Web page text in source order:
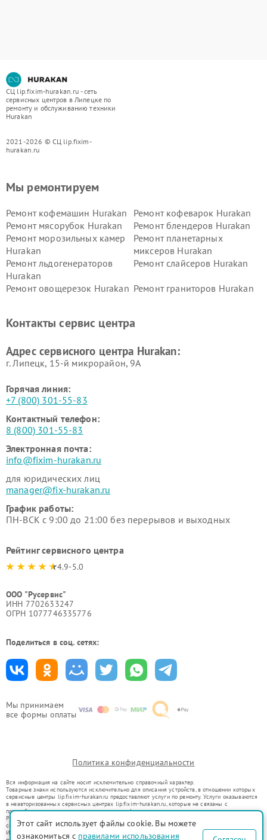
СЦ lip.fixim-hurakan.ru - сеть
сервисных центров в Липецке по
ремонту и обслуживанию техники
Hurakan
2021-2026 © СЦ lip.fixim-
hurakan.ru
Мы принимаем
все формы оплаты
Мы ремонтируем
Ремонт кофемашин Hurakan
Ремонт кофеварок Hurakan
Ремонт мясорубок Hurakan
Ремонт блендеров Hurakan
Ремонт морозильных камер
Hurakan
Ремонт планетарных
миксеров Hurakan
Ремонт льдогенераторов
Hurakan
Ремонт слайсеров Hurakan
Ремонт овощерезок Hurakan Ремонт граниторов Hurakan
Hurakan
Контакты сервис центра
Адрес сервисного центра Hurakan:
г. Липецк, 15-й микрорайон, 9А
Горячая линия:
+7 (800) 301-55-83
Контактный телефон:
8 (800) 301-55-83
Электронная почта:
info@fixim-hurakan.ru
для юридических лиц
manager@fix-hurakan.ru
График работы:
ПН-ВСК с 9:00 до 21:00 без перерывов и выходных
Рейтинг сервисного центра
4.9-5.0
ООО "Русервис"
ИНН 7702633247
ОГРН 1077746335776
Поделиться в соц. сетях:
Политика конфиденциальности
Вся информация на сайте носит исключительно справочный характер.
Товарные знаки используются исключительно для описания устройств, в отношении которых
сервисные центры lip.fixim-hurakan.ru предоставляют услуги по ремонту. Услуги оказываются
в неавторизованных сервисных центрах lip.fixim-hurakan.ru, которые не связаны с
правообладателями товарных знаков или их официальными представителями.
Ремонт осуществляется для устройств, уже введенных в гражданский оборот в соответствии
со статьей 1487 ГК РФ.
Использование товарных знаков не преследует цели индивидуализации услуг или введения
Этот сайт использует файлы cookie. Вы можете
ознакомиться с правилами использования